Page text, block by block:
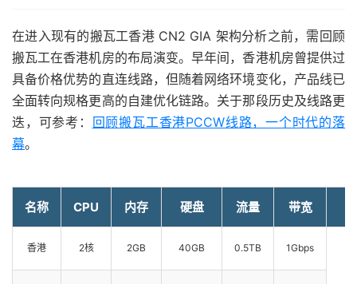
在进入现有的搬瓦工香港 CN2 GIA 架构分析之前，需回顾
搬瓦工在香港机房的布局演变。早年间，香港机房曾提供过
具备价格优势的直连线路，但随着网络环境变化，产品线已
全面转向规格更高的自建优化链路。关于那段历史及线路更
迭，可参考：
回顾搬瓦工香港PCCW线路，一个时代的落
幕。
名称 CPU 内存 硬盘 流量 带宽
香港 2核 2GB 40GB 0.5TB 1Gbps